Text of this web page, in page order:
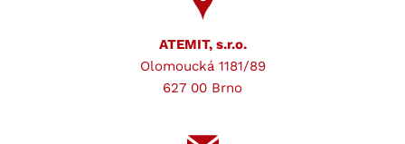
ATEMIT, s.r.o.
Olomoucká 1181/89
627 00 Brno